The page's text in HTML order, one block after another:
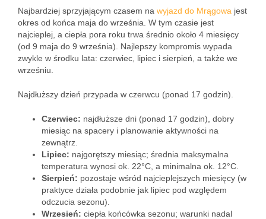
Najbardziej sprzyjającym czasem na wyjazd do Mrągowa jest
okres od końca maja do września. W tym czasie jest
najcieplej, a ciepła pora roku trwa średnio około 4 miesięcy
(od 9 maja do 9 września). Najlepszy kompromis wypada
zwykle w środku lata: czerwiec, lipiec i sierpień, a także we
wrześniu.
Najdłuższy dzień przypada w czerwcu (ponad 17 godzin).
Czerwiec: najdłuższe dni (ponad 17 godzin), dobry
miesiąc na spacery i planowanie aktywności na
zewnątrz.
Lipiec: najgorętszy miesiąc; średnia maksymalna
temperatura wynosi ok. 22°C, a minimalna ok. 12°C.
Sierpień: pozostaje wśród najcieplejszych miesięcy (w
praktyce działa podobnie jak lipiec pod względem
odczucia sezonu).
Wrzesień: ciepła końcówka sezonu; warunki nadal